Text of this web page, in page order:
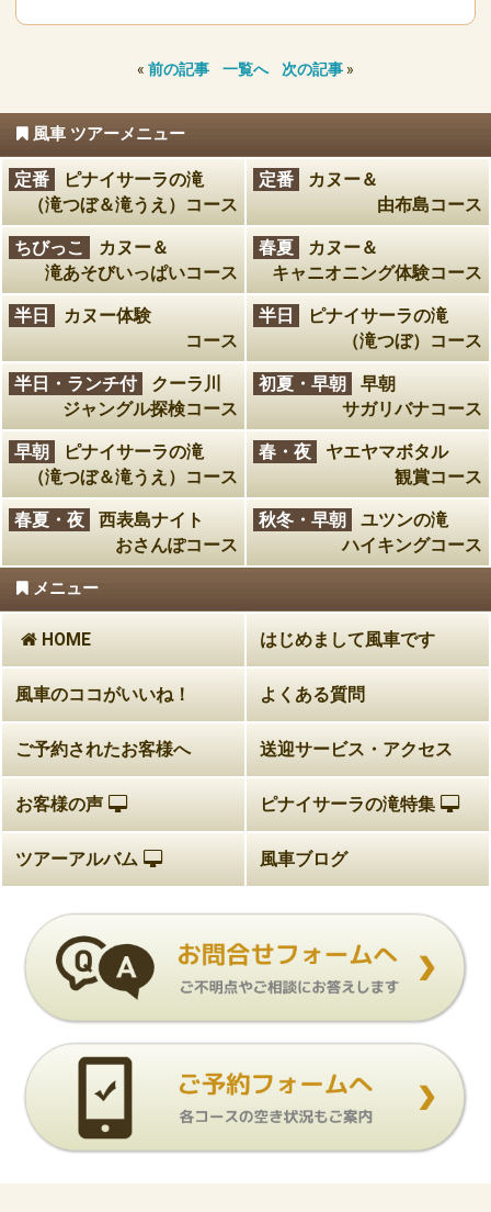
« 前の記事 一覧へ 次の記事 »
風車 ツアーメニュー
定番
ピナイサーラの滝
（滝つぼ＆滝うえ）コース
定番
カヌー＆
由布島コース
ちびっこ
カヌー＆
滝あそびいっぱいコース
春夏
カヌー＆
キャニオニング体験コース
半日
カヌー体験
コース
半日
ピナイサーラの滝
（滝つぼ）コース
半日・ランチ付
クーラ川
ジャングル探検コース
初夏・早朝
早朝
サガリバナコース
早朝
ピナイサーラの滝
（滝つぼ＆滝うえ）コース
春・夜
ヤエヤマボタル
観賞コース
春夏・夜
西表島ナイト
おさんぽコース
秋冬・早朝
ユツンの滝
ハイキングコース
メニュー
HOME はじめまして風車です
風車のココがいいね！ よくある質問
ご予約されたお客様へ 送迎サービス・アクセス
お客様の声 ピナイサーラの滝特集
ツアーアルバム 風車ブログ